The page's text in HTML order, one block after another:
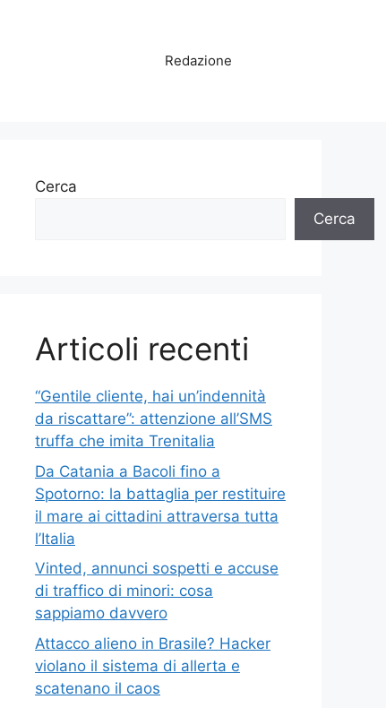
Redazione
Cerca
Cerca
Articoli recenti
“Gentile cliente, hai un’indennità
da riscattare”: attenzione all’SMS
truffa che imita Trenitalia
Da Catania a Bacoli fino a
Spotorno: la battaglia per restituire
il mare ai cittadini attraversa tutta
l’Italia
Vinted, annunci sospetti e accuse
di traffico di minori: cosa
sappiamo davvero
Attacco alieno in Brasile? Hacker
violano il sistema di allerta e
scatenano il caos